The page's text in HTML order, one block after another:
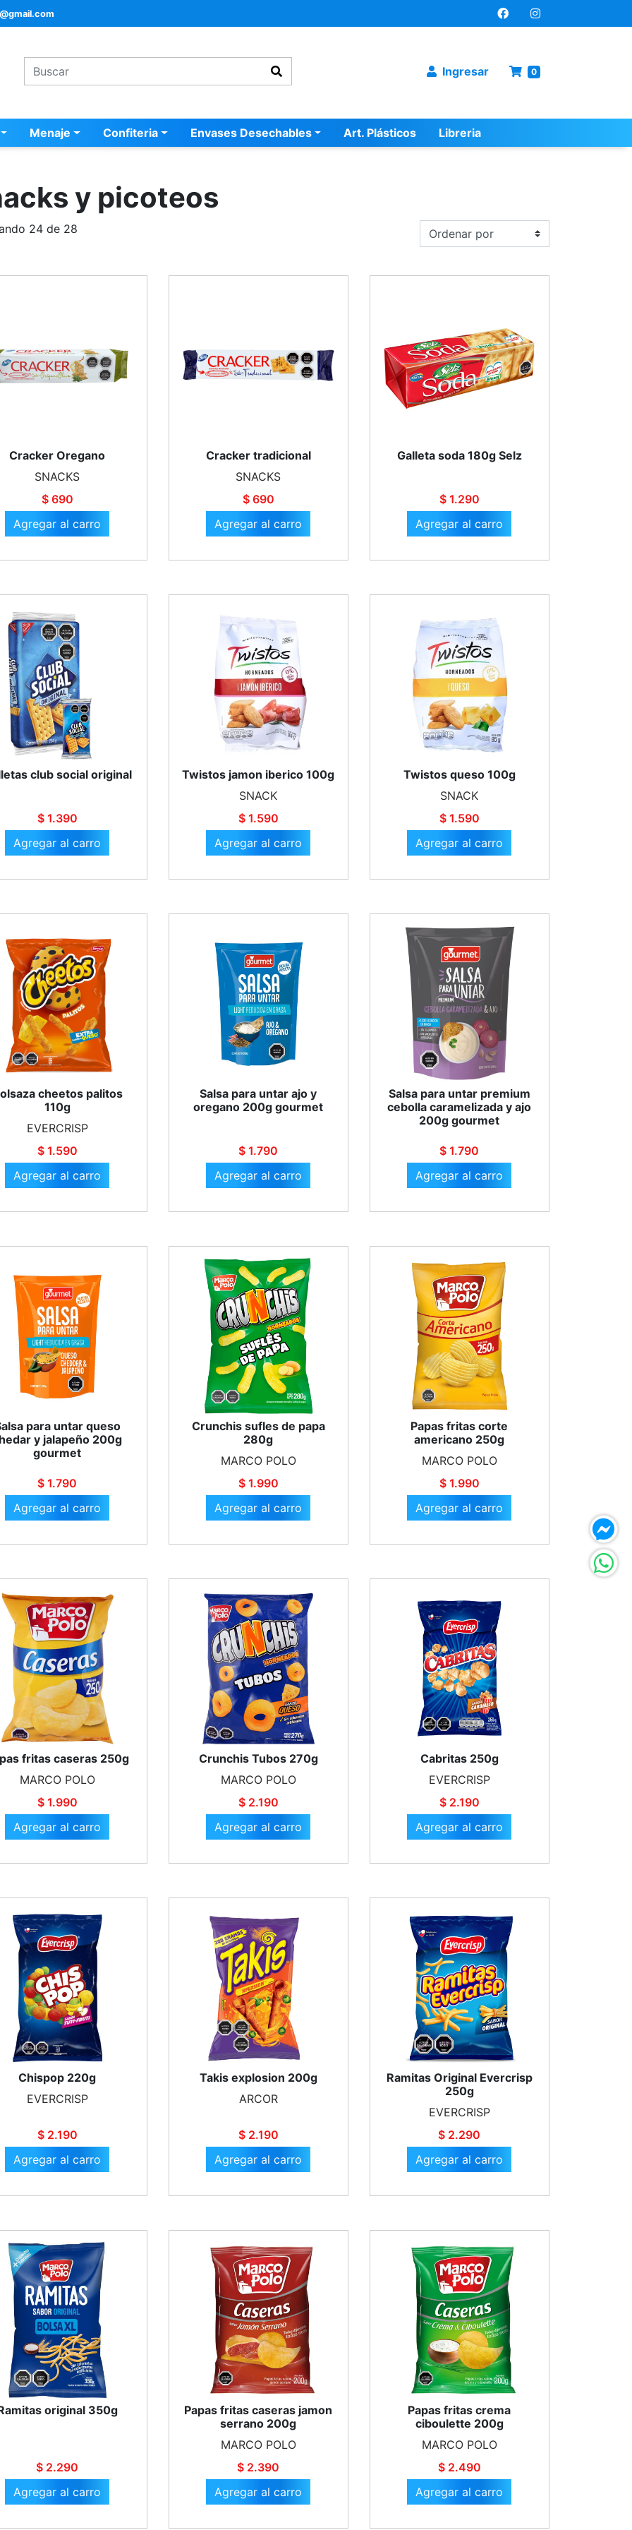
Ingresar 0
Menaje Confiteria Envases Desechables Art. Plásticos Libreria
y picoteos
24 de 28
Cracker Oregano
SNACKS
$ 690
Agregar al carro
Cracker tradicional
SNACKS
$ 690
Agregar al carro
Galleta soda 180g Selz
$ 1.290
Agregar al carro
club social original
$ 1.390
Agregar al carro
Twistos jamon iberico 100g
SNACK
$ 1.590
Agregar al carro
Twistos queso 100g
SNACK
$ 1.590
Agregar al carro
cheetos palitos
110g
EVERCRISP
$ 1.590
Agregar al carro
Salsa para untar ajo y
oregano 200g gourmet
$ 1.790
Agregar al carro
Salsa para untar premium
cebolla caramelizada y ajo
200g gourmet
$ 1.790
Agregar al carro
para untar queso
y jalapeño 200g
gourmet
$ 1.790
Agregar al carro
Crunchis sufles de papa
280g
MARCO POLO
$ 1.990
Agregar al carro
Papas fritas corte
americano 250g
MARCO POLO
$ 1.990
Agregar al carro
fritas caseras 250g
MARCO POLO
$ 1.990
Agregar al carro
Crunchis Tubos 270g
MARCO POLO
$ 2.190
Agregar al carro
Cabritas 250g
EVERCRISP
$ 2.190
Agregar al carro
Chispop 220g
EVERCRISP
$ 2.190
Agregar al carro
Takis explosion 200g
ARCOR
$ 2.190
Agregar al carro
Ramitas Original Evercrisp
250g
EVERCRISP
$ 2.290
Agregar al carro
original 350g
$ 2.290
Agregar al carro
Papas fritas caseras jamon
serrano 200g
MARCO POLO
$ 2.390
Agregar al carro
Papas fritas crema
ciboulette 200g
MARCO POLO
$ 2.490
Agregar al carro